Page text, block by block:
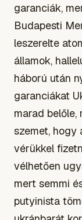
garanciák,
Budapesti
leszerelte
államok,
háború után
garanciákat
marad belőle,
szemet, hogy
vérükkel
vélhetően
mert semmi
putyinista